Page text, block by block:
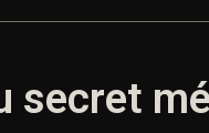
secret